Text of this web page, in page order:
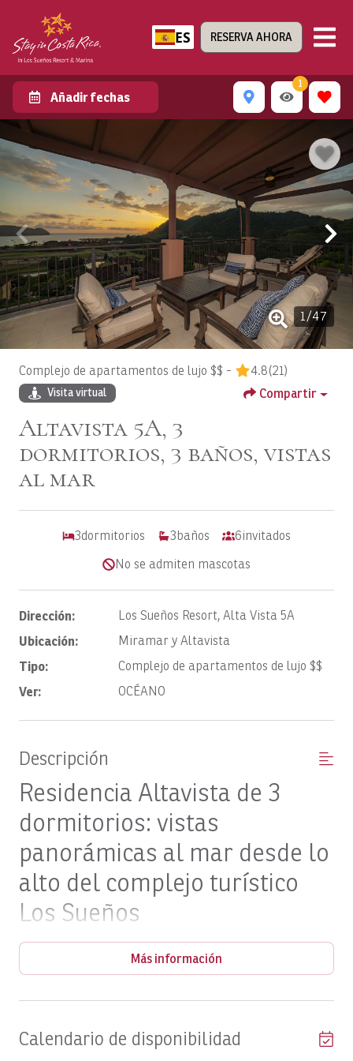
ES RESERVA AHORA
Añadir fechas
1
1/47
Complejo de apartamentos de lujo $$ - 4.8(21)
Visita virtual Compartir
Altavista 5A, 3
dormitorios, 3 baños, vistas
al mar
3dormitorios 3baños 6invitados
No se admiten mascotas
Dirección: Los Sueños Resort, Alta Vista 5A
Ubicación: Miramar y Altavista
Tipo: Complejo de apartamentos de lujo $$
Ver: OCÉANO
Descripción
Residencia Altavista de 3
dormitorios: vistas
panorámicas al mar desde lo
alto del complejo turístico
Los Sueños
Lujo exquisito con espectaculares puestas de sol sobre el
La propiedad
Resort & Marina, esta elegante residencia de tres
Más información
Calendario de disponibilidad